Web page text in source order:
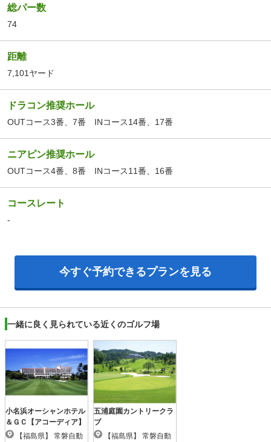
総パー数
74
距離
7,101ヤード
ドラコン推奨ホール
OUTコース3番、7番 INコース14番、17番
ニアピン推奨ホール
OUTコース4番、8番 INコース11番、16番
コースレート
-
今すぐ予約できるプランを見る
一緒に良く見られている近くのゴルフ場
小名浜オーシャンホテル
＆ＧＣ【アコーディア】
五浦庭園カントリークラ
ブ